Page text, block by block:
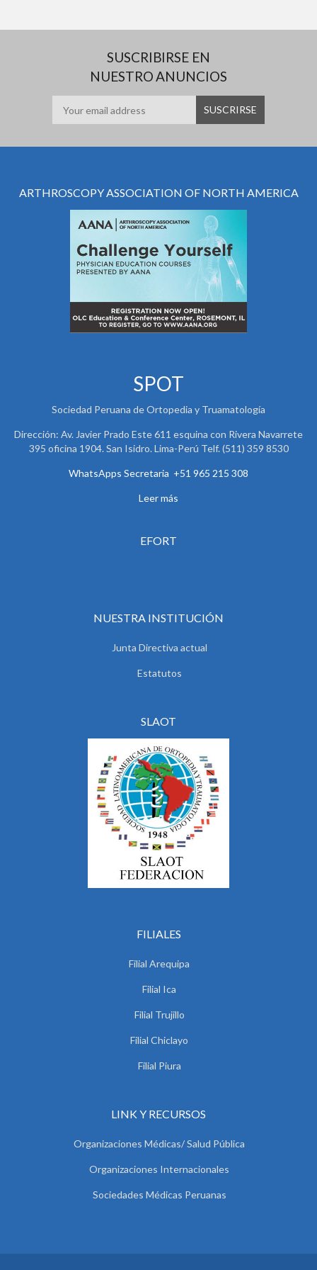
SUSCRIBIRSE EN
NUESTRO ANUNCIOS
ARTHROSCOPY ASSOCIATION OF NORTH AMERICA
SPOT
Sociedad Peruana de Ortopedia y Truamatología
Dirección: Av. Javier Prado Este 611 esquina con Rivera Navarrete
395 oficina 1904. San Isidro. Lima-Perú Telf. (511) 359 8530
WhatsApps Secretaria +51 965 215 308
Leer más
EFORT
NUESTRA INSTITUCIÓN
Junta Directiva actual
Estatutos
SLAOT
FILIALES
Filial Arequipa
Filial Ica
Filial Trujillo
Filial Chiclayo
Filial Piura
LINK Y RECURSOS
Organizaciones Médicas/ Salud Pública
Organizaciones Internacionales
Sociedades Médicas Peruanas